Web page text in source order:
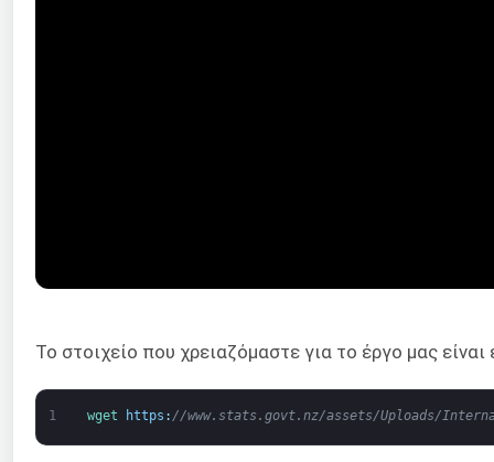
Το στοιχείο που χρειαζόμαστε για το έργο μας
1 wget https : //www.stats.govt.nz/assets/Uploads/